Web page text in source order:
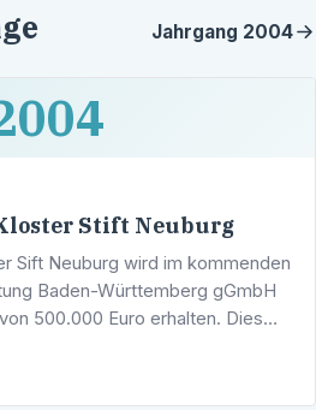
Jahrgang 2004
Stift Neuburg
Sift Neuburg wird im kommenden
Baden-Württemberg gGmbH
500.000 Euro erhalten. Dies